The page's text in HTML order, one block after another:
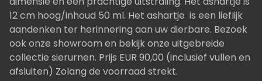
12 cm hoog/inhoud 50 ml. Het ashartje is een lieflijk
aandenken ter herinnering aan uw dierbare. Bezoek
ook onze showroom en bekijk onze uitgebreide
collectie sierurnen. Prijs EUR 90,00 (inclusief vullen en
afsluiten) Zolang de voorraad strekt.